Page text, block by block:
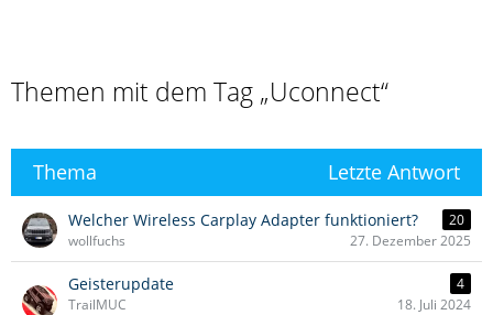
Themen mit dem Tag „Uconnect“
Thema Letzte Antwort
Welcher Wireless Carplay Adapter funktioniert?
20
wollfuchs
27. Dezember 2025
Geisterupdate
4
TrailMUC
18. Juli 2024